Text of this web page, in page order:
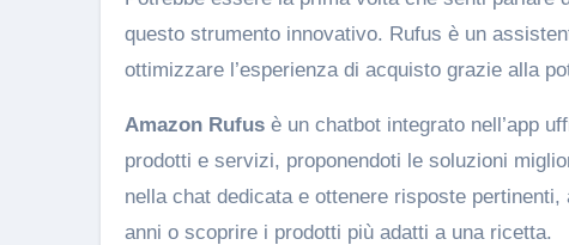
questo strumento innovativo. Rufus è un
ottimizzare l’esperienza di acquisto grazie alla
Amazon Rufus è un chatbot integrato nell’app
prodotti e servizi, proponendoti le soluzioni
nella chat dedicata e ottenere risposte
anni o scoprire i prodotti più adatti a una ricetta.